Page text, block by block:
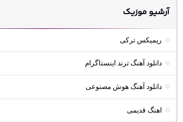
آرشیو موزیک
ریمیکس ترکی
دانلود آهنگ ترند اینستاگرام
دانلود آهنگ هوش مصنوعی
اهنگ قدیمی